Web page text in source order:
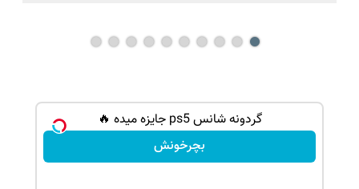
گردونه شانس ps5 جایزه میده 🔥
بچرخونش